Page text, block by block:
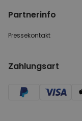
Partnerinfo
Pressekontakt
Zahlungsart